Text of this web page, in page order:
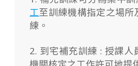
工至訓練機構指定之場所
練。
2. 到宅補充訓練 : 授課人